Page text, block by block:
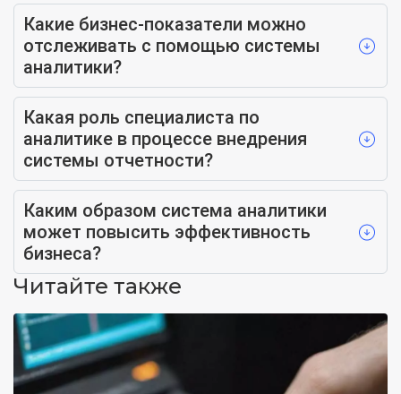
Какие бизнес-показатели можно
отслеживать с помощью системы
аналитики?
Какая роль специалиста по
аналитике в процессе внедрения
системы отчетности?
Каким образом система аналитики
может повысить эффективность
бизнеса?
Читайте также